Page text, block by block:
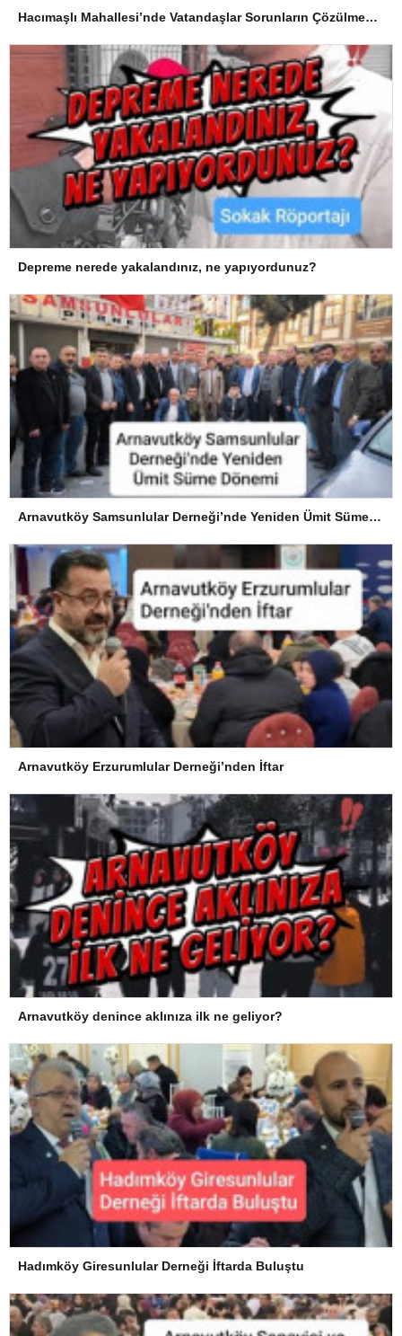
Hacımaşlı Mahallesi’nde Vatandaşlar Sorunların Çözülmesini Bekliyor
Depreme nerede yakalandınız, ne yapıyordunuz?
Arnavutköy Samsunlular Derneği’nde Yeniden Ümit Süme Dönemi
Arnavutköy Erzurumlular Derneği’nden İftar
Arnavutköy denince aklınıza ilk ne geliyor?
Hadımköy Giresunlular Derneği İftarda Buluştu